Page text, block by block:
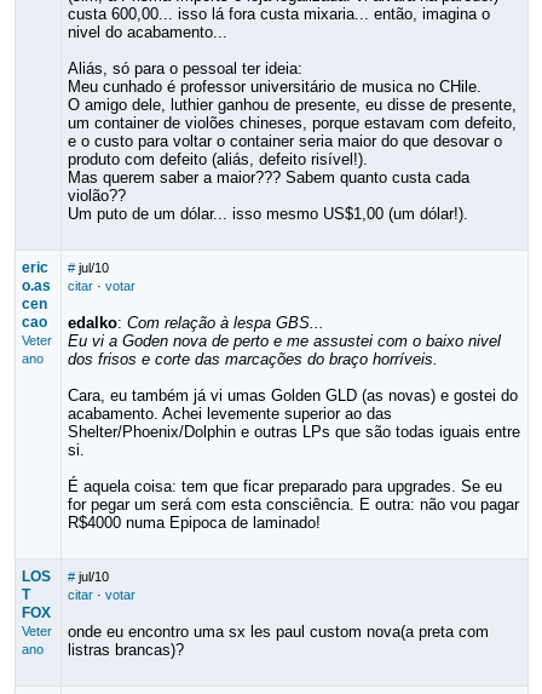
custa 600,00... isso lá fora custa mixaria... então, imagina o
nivel do acabamento...
Aliás, só para o pessoal ter ideia:
Meu cunhado é professor universitário de musica no CHile.
O amigo dele, luthier ganhou de presente, eu disse de presente,
um container de violões chineses, porque estavam com defeito,
e o custo para voltar o container seria maior do que desovar o
produto com defeito (aliás, defeito risível!).
Mas querem saber a maior??? Sabem quanto custa cada
violão??
Um puto de um dólar... isso mesmo US$1,00 (um dólar!).
eric
o.as
cen
cao
Veter
ano
# jul/10
citar· votar
edalko: Com relação à lespa GBS...
Eu vi a Goden nova de perto e me assustei com o baixo nivel
dos frisos e corte das marcações do braço horríveis.
Cara, eu também já vi umas Golden GLD (as novas) e gostei do
acabamento. Achei levemente superior ao das
Shelter/Phoenix/Dolphin e outras LPs que são todas iguais entre
si.
É aquela coisa: tem que ficar preparado para upgrades. Se eu
for pegar um será com esta consciência. E outra: não vou pagar
R$4000 numa Epipoca de laminado!
LOS
T
FOX
Veter
ano
# jul/10
citar· votar
onde eu encontro uma sx les paul custom nova(a preta com
listras brancas)?